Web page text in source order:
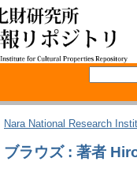
Nara National Research
ブラウズ : 著者